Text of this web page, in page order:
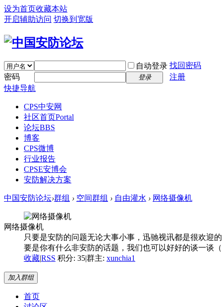
设为首页收藏本站
开启辅助访问 切换到宽版
自动登录 找回密码
密码
登录
注册
快捷导航
CPS中安网
社区首页Portal
论坛BBS
博客
CPS微博
行业报告
CPSE安博会
安防解决方案
中国安防论坛›群组 › 空间群组 › 自由灌水 › 网络摄像机
网络摄像机
只要是安防的问题无论大事小事，迅驰视讯都是很欢迎
要是你有什么非安防的话题，我们也可以好好的谈一谈
收藏|RSS 积分: 35|群主: xunchia1
加入群组
首页